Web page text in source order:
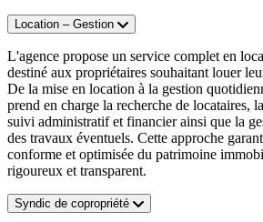
Location – Gestion
L'agence propose un service complet en
destiné aux propriétaires souhaitant louer
De la mise en location à la gestion
prend en charge la recherche de locataires,
suivi administratif et financier ainsi que la
des travaux éventuels. Cette approche
conforme et optimisée du patrimoine
rigoureux et transparent.
Syndic de copropriété